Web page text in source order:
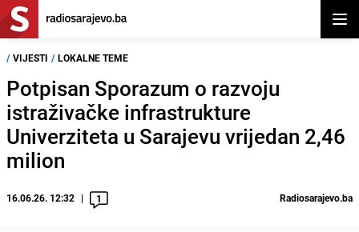
/ VIJESTI / LOKALNE TEME
Potpisan Sporazum o razvoju
istraživačke infrastrukture
Univerziteta u Sarajevu vrijedan 2,46
milion
16.06.26. 12:32 1 Radiosarajevo.ba